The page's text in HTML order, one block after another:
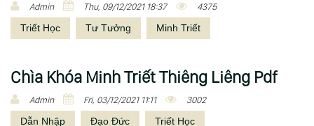
Admin Thu, 09/12/2021 18:37 4375
Triết Học Tư Tưởng Minh Triết
Chìa Khóa Minh Triết Thiêng Liêng Pdf
Admin Fri, 03/12/2021 11:11 3002
Dẫn Nhập Đạo Đức Triết Học